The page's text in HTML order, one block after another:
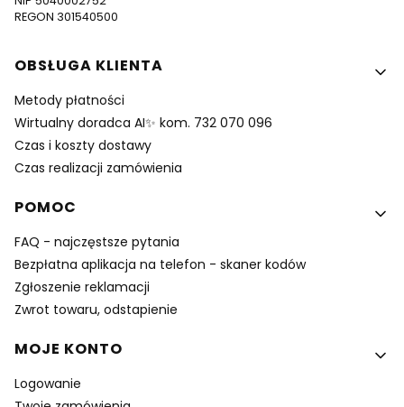
REGON 301540500
Linki w stopce
OBSŁUGA KLIENTA
Metody płatności
Wirtualny doradca AI✨ kom. 732 070 096
Czas i koszty dostawy
Czas realizacji zamówienia
POMOC
FAQ - najczęstsze pytania
Bezpłatna aplikacja na telefon - skaner kodów
Zgłoszenie reklamacji
Zwrot towaru, odstapienie
MOJE KONTO
Logowanie